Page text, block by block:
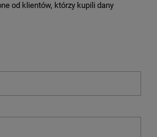
od klientów, którzy kupili dany